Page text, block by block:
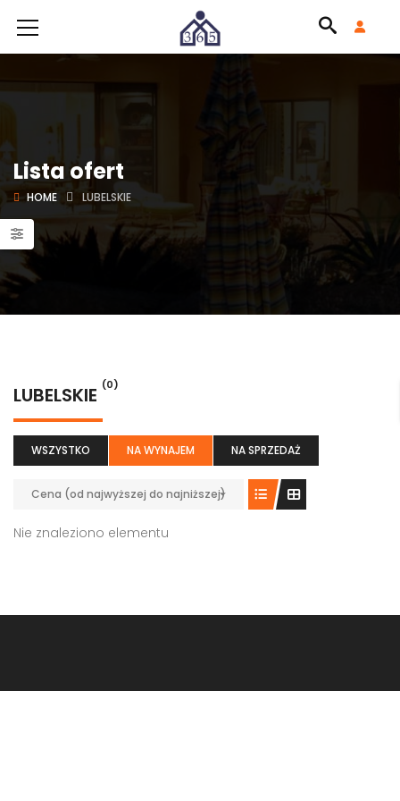
Lista ofert
HOME LUBELSKIE
LUBELSKIE (0)
WSZYSTKO NA WYNAJEM NA SPRZEDAŻ
Cena (od najwyższej do najniższej)
Nie znaleziono elementu